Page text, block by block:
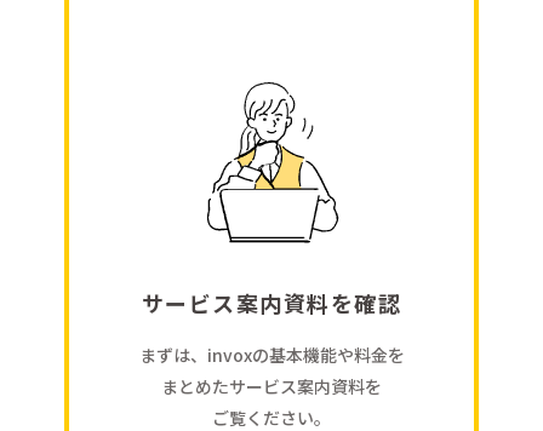
サービス案内資料を確認
まずは、invoxの基本機能や料金を
まとめたサービス案内資料を
ご覧ください。